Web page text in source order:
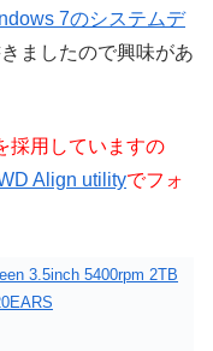
7のシステムデ
ましたので興味があ
採用していますの
Align utilityでフォ
3.5inch 5400rpm 2TB